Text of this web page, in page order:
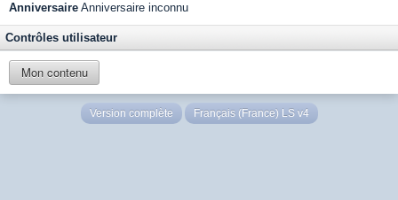
Anniversaire Anniversaire inconnu
Contrôles utilisateur
Mon contenu
Version complète Français (France) LS v4